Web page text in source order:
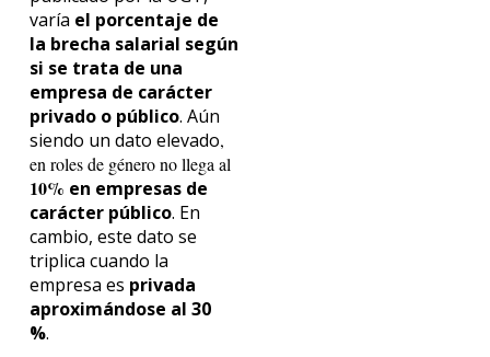
varía el porcentaje de
la brecha salarial según
si se trata de una
empresa de carácter
privado o público. Aún
siendo un dato elevado,
en roles de género no llega al
10% en empresas de
carácter público. En
cambio, este dato se
triplica cuando la
empresa es privada
aproximándose al 30
%.